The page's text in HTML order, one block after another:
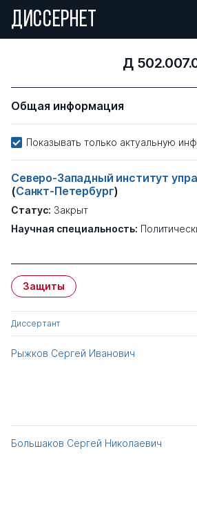
ДИССЕРНЕТ
Д
Общая информация
Показывать только актуальную
Северо-Западный институт
(Санкт-Петербург)
Статус: Закрыт
Научная специальность:
Защиты
Диссертант
Рыжков Сергей Иванович
Большаков Сергей Николаевич